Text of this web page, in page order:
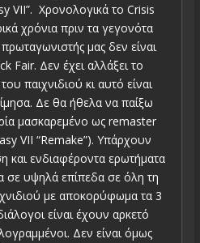
VII”. Χρονολογικά το Crisis
χρόνια πριν τα γεγονότα
μας δεν είναι
Fair. Δεν έχει αλλάξει το
παιχνιδιού κι αυτό είναι
Δε θα ήθελα να παίξω
μασκαρεμένο ως remaster
VII “Remake”). Υπάρχουν
και ενδιαφέροντα ερωτήματα
σε υψηλά επίπεδα σε όλη τη
με αποκορύφωμα τα 3
είναι έχουν αρκετό
Δεν είναι όμως